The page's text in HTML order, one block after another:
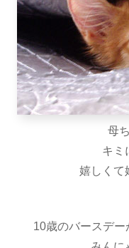
母
キミ
嬉しくて
10歳のバースデ